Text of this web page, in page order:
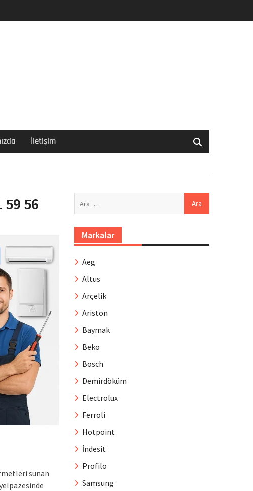
İletişim
56
sunan
Markalar
Aeg
Altus
Arçelik
Ariston
Baymak
Beko
Bosch
Demirdöküm
Electrolux
Ferroli
Hotpoint
İndesit
Profilo
Samsung